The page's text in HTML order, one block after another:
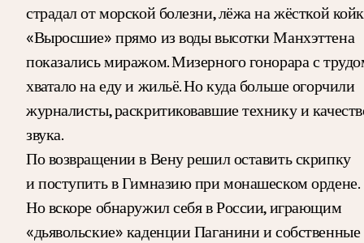
страдал от морской болезни, лёжа на жёсткой
«Выросшие» прямо из воды высотки Манхэттена
показались миражом. Мизерного гонорара с
хватало на еду и жильё. Но куда больше огорчили
журналисты, раскритиковавшие технику и
звука.
По возвращении в Вену решил оставить скрипку
и поступить в Гимназию при монашеском ордене.
Но вскоре обнаружил себя в России, играющим
«дьявольские» каденции Паганини и собственные